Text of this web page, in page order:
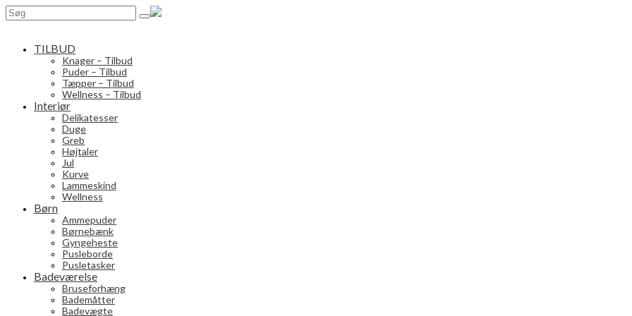
Search
for:
TILBUD
Knager – Tilbud
Puder – Tilbud
Tæpper – Tilbud
Wellness – Tilbud
Interiør
Delikatesser
Duge
Greb
Højtaler
Jul
Kurve
Lammeskind
Wellness
Børn
Ammepuder
Børnebænk
Gyngeheste
Pusleborde
Pusletasker
Badeværelse
Bruseforhæng
Bademåtter
Badevægte